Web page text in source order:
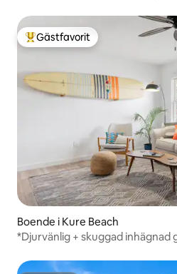
Populär gästfavorit
Gästfavorit
Boende i Kure Beach
*Djurvänlig + skuggad